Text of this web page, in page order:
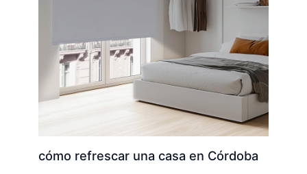
cómo refrescar una casa en Córdoba